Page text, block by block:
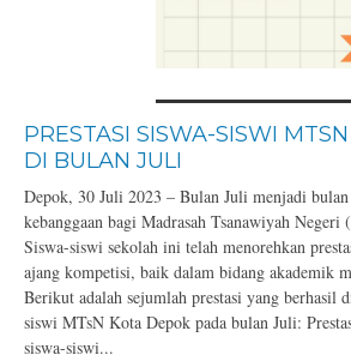
PRESTASI SISWA-SISWI
DI BULAN JULI
Depok, 30 Juli 2023 – Bulan Juli menjadi bulan
kebanggaan bagi Madrasah Tsanawiyah
Siswa-siswi sekolah ini telah menorehkan
ajang kompetisi, baik dalam bidang akademik
Berikut adalah sejumlah prestasi yang berhasil
siswi MTsN Kota Depok pada bulan Juli:
siswa-siswi...